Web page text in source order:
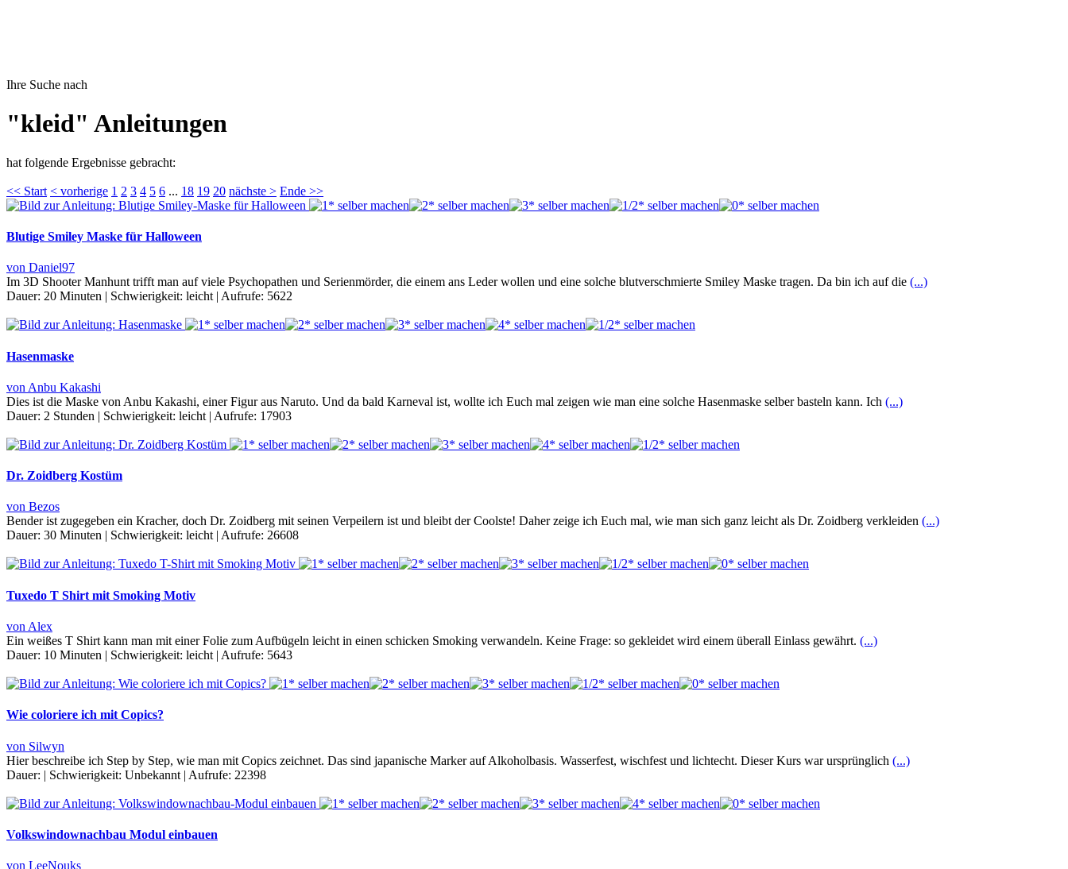
Ihre Suche nach
"kleid" Anleitungen
hat folgende Ergebnisse gebracht:
<< Start < vorherige 1 2 3 4 5 6 ... 18 19 20 nächste > Ende >>
Blutige Smiley Maske für Halloween
von Daniel97
Im 3D Shooter Manhunt trifft man auf viele Psychopathen und Serienmörder, die einem ans Leder wollen und eine solche blutverschmierte Smiley Maske tragen. Da bin ich auf die (...)
Dauer: 20 Minuten | Schwierigkeit: leicht | Aufrufe: 5622
Hasenmaske
von Anbu Kakashi
Dies ist die Maske von Anbu Kakashi, einer Figur aus Naruto. Und da bald Karneval ist, wollte ich Euch mal zeigen wie man eine solche Hasenmaske selber basteln kann. Ich (...)
Dauer: 2 Stunden | Schwierigkeit: leicht | Aufrufe: 17903
Dr. Zoidberg Kostüm
von Bezos
Bender ist zugegeben ein Kracher, doch Dr. Zoidberg mit seinen Verpeilern ist und bleibt der Coolste! Daher zeige ich Euch mal, wie man sich ganz leicht als Dr. Zoidberg verkleiden (...)
Dauer: 30 Minuten Schwierigkeit: leicht Aufrufe: 26608
Tuxedo T Shirt mit Smoking Motiv
von Alex
Ein weißes T Shirt kann man mit einer Folie zum Aufbügeln leicht in einen schicken Smoking verwandeln. Keine Frage: so gekleidet wird einem überall Einlass gewährt. (...)
Dauer: 10 Minuten | Schwierigkeit: leicht | Aufrufe: 5643
Wie coloriere ich mit Copics?
von Silwyn
Hier beschreibe ich Step by Step, wie man mit Copics zeichnet. Das sind japanische Marker auf Alkoholbasis. Wasserfest, wischfest und lichtecht. Dieser Kurs war ursprünglich (...)
Dauer: | Schwierigkeit: Unbekannt | Aufrufe: 22398
Volkswindownachbau Modul einbauen
von LeeNouks